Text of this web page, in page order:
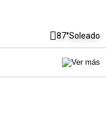
87°Soleado